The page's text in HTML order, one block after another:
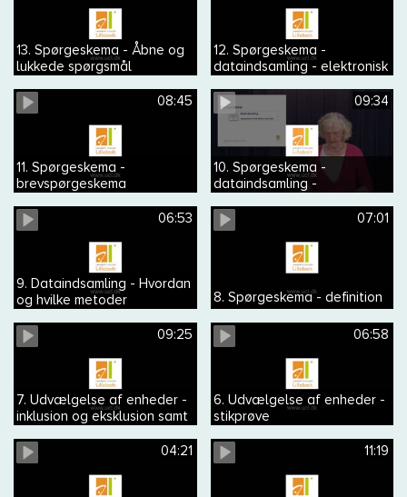
13. Spørgeskema - Åbne og
lukkede spørgsmål
12. Spørgeskema -
dataindsamling - elektronisk
08:45
11. Spørgeskema -
brevspørgeskema
09:34
10. Spørgeskema -
dataindsamling -
telefoninterview
06:53
9. Dataindsamling - Hvordan
og hvilke metoder
07:01
8. Spørgeskema - definition
09:25
7. Udvælgelse af enheder -
inklusion og eksklusion samt
generaliserbar
06:58
6. Udvælgelse af enheder -
stikprøve
04:21 11:19